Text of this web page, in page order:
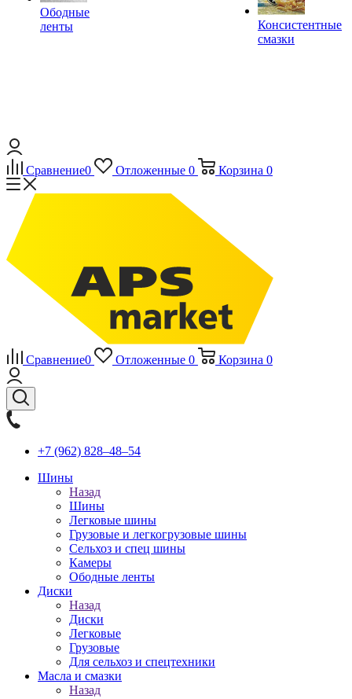
Ободные
ленты
Консистентные
смазки
Сравнение0 Отложенные 0 Корзина 0
Сравнение0 Отложенные 0 Корзина 0
+7 (962) 828‒48‒54
Шины
Назад
Шины
Легковые шины
Грузовые и легкогрузовые шины
Сельхоз и спец шины
Камеры
Ободные ленты
Диски
Назад
Диски
Легковые
Грузовые
Для сельхоз и спецтехники
Масла и смазки
Назад